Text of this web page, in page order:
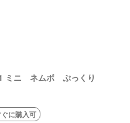
ミニ ネムボ ぷっくり
に購入可